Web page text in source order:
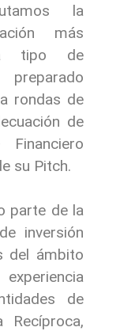
la
más
tipo de
rondas de
de
su Pitch.
parte de la
inversión
del ámbito
de
Recíproca,